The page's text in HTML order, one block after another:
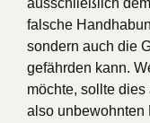
falsche
sondern auch die
gefährden kann.
möchte, sollte
also unbewohnten